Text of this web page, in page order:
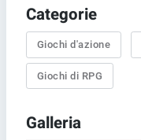
Categorie
Giochi d'azione
Giochi di RPG
Galleria